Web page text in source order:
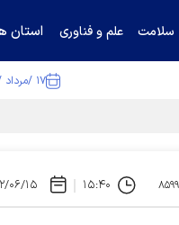
سلامت علم و فناوری استان
۱۷ /مرداد /۱۴۰۵
۱۵:۴۰ ۱۴۰۲/